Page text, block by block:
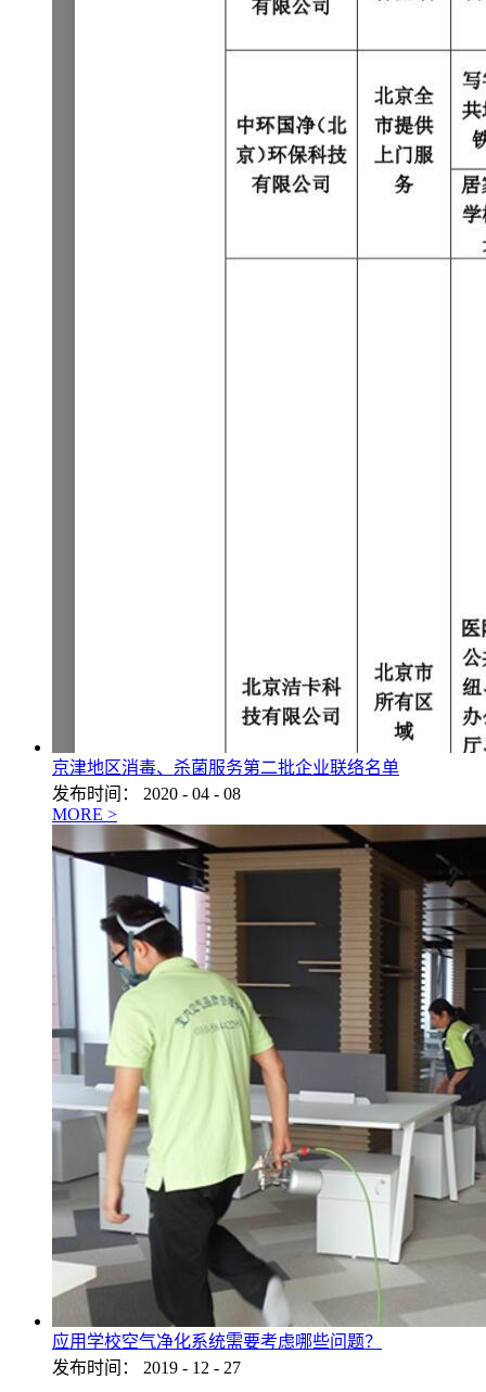
京津地区消毒、杀菌服务第二批企业联络名单
发布时间：
2020 - 04 - 08
MORE >
应用学校空气净化系统需要考虑哪些问题？
发布时间：
2019 - 12 - 27